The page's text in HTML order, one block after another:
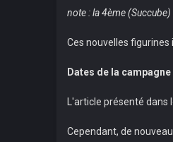
note : la 4ème
Ces nouvelles
Dates de la campagne
L'article présenté
Cependant, de